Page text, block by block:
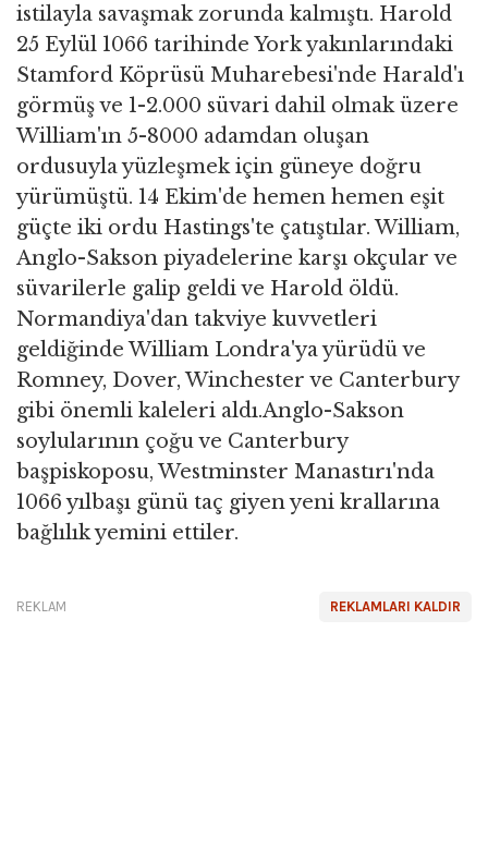
istilayla savaşmak zorunda kalmıştı. Harold
25 Eylül 1066 tarihinde York yakınlarındaki
Stamford Köprüsü Muharebesi'nde Harald'ı
görmüş ve 1-2.000 süvari dahil olmak üzere
William'ın 5-8000 adamdan oluşan
ordusuyla yüzleşmek için güneye doğru
yürümüştü. 14 Ekim'de hemen hemen eşit
güçte iki ordu Hastings'te çatıştılar. William,
Anglo-Sakson piyadelerine karşı okçular ve
süvarilerle galip geldi ve Harold öldü.
Normandiya'dan takviye kuvvetleri
geldiğinde William Londra'ya yürüdü ve
Romney, Dover, Winchester ve Canterbury
gibi önemli kaleleri aldı.Anglo-Sakson
soylularının çoğu ve Canterbury
başpiskoposu, Westminster Manastırı'nda
1066 yılbaşı günü taç giyen yeni krallarına
bağlılık yemini ettiler.
REKLAMLARI KALDIR
REKLAM